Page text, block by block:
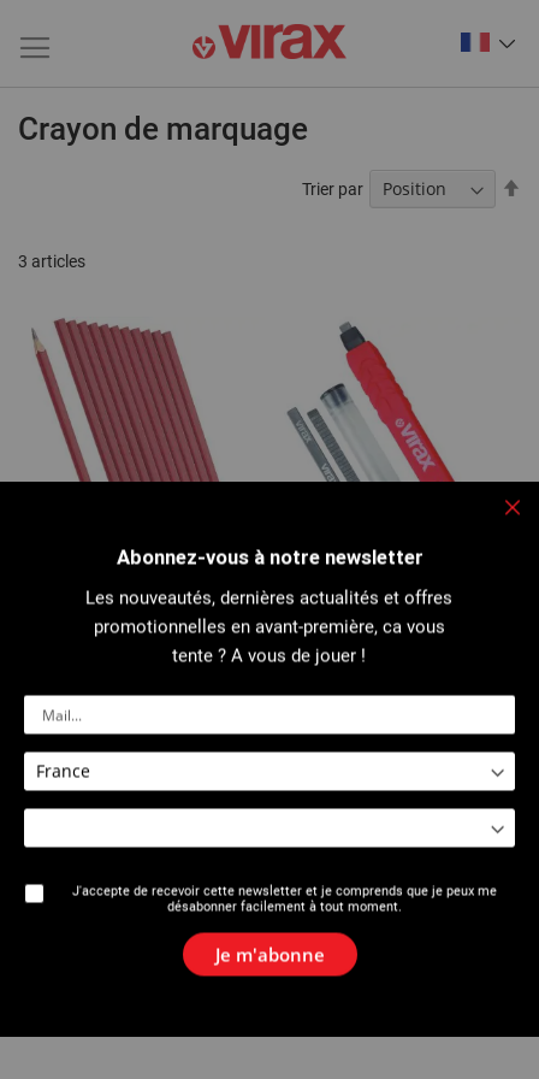
Crayon de marquage
3 articles
Trier par
2627 : Crayon de charpentier
2627 : Crayon de chantier à mine
rechargeable
2627 : Présentoir de crayon de
Abonnez-vous à notre newsletter
Les nouveautés, dernières actualités et offres
promotionnelles en avant-première, ca vous
tente ? A vous de jouer !
J'accepte de recevoir cette newsletter et je comprends que je peux me
désabonner facilement à tout moment.
Je m'abonne